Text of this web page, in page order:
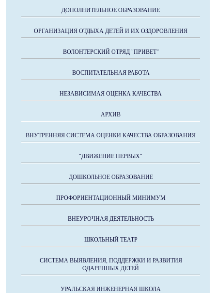
ДОПОЛНИТЕЛЬНОЕ ОБРАЗОВАНИЕ
ОРГАНИЗАЦИЯ ОТДЫХА ДЕТЕЙ И ИХ ОЗДОРОВЛЕНИЯ
ВОЛОНТЕРСКИЙ ОТРЯД "ПРИВЕТ"
ВОСПИТАТЕЛЬНАЯ РАБОТА
НЕЗАВИСИМАЯ ОЦЕНКА КАЧЕСТВА
АРХИВ
ВНУТРЕННЯЯ СИСТЕМА ОЦЕНКИ КАЧЕСТВА ОБРАЗОВАНИЯ
"ДВИЖЕНИЕ ПЕРВЫХ"
ДОШКОЛЬНОЕ ОБРАЗОВАНИЕ
ПРОФОРИЕНТАЦИОННЫЙ МИНИМУМ
ВНЕУРОЧНАЯ ДЕЯТЕЛЬНОСТЬ
ШКОЛЬНЫЙ ТЕАТР
СИСТЕМА ВЫЯВЛЕНИЯ, ПОДДЕРЖКИ И РАЗВИТИЯ
ОДАРЕННЫХ ДЕТЕЙ
УРАЛЬСКАЯ ИНЖЕНЕРНАЯ ШКОЛА